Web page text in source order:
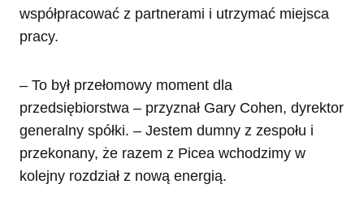
współpracować z partnerami i utrzymać miejsca
pracy.
– To był przełomowy moment dla
przedsiębiorstwa – przyznał Gary Cohen, dyrektor
generalny spółki. – Jestem dumny z zespołu i
przekonany, że razem z Picea wchodzimy w
kolejny rozdział z nową energią.